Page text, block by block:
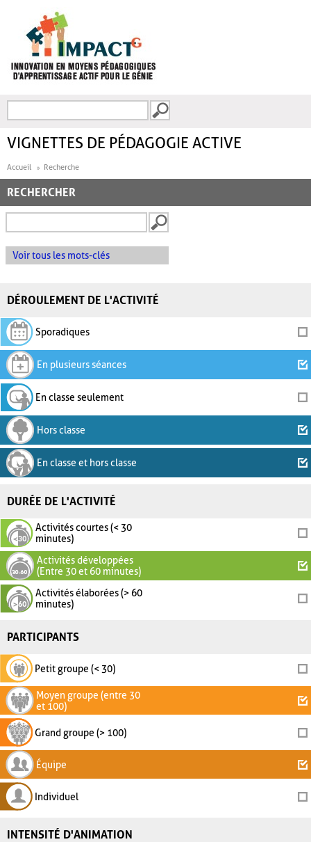
FORMULAIRE DE
VIGNETTES DE PÉDAGOGIE ACTIVE
Accueil Recherche
RECHERCHER
Voir tous les mots-clés
DÉROULEMENT DE L'ACTIVITÉ
Sporadiques
En plusieurs séances
En classe seulement
Hors classe
En classe et hors classe
DURÉE DE L'ACTIVITÉ
Activités courtes (< 30
minutes)
Activités développées
(Entre 30 et 60 minutes)
Activités élaborées (> 60
minutes)
PARTICIPANTS
Petit groupe (< 30)
Moyen groupe (entre 30
et 100)
Grand groupe (> 100)
Équipe
Individuel
INTENSITÉ D'ANIMATION